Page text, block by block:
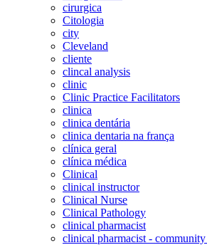
cirurgica
Citologia
city
Cleveland
cliente
clincal analysis
clinic
Clinic Practice Facilitators
clinica
clinica dentária
clinica dentaria na frança
clínica geral
clínica médica
Clinical
clinical instructor
Clinical Nurse
Clinical Pathology
clinical pharmacist
clinical pharmacist -